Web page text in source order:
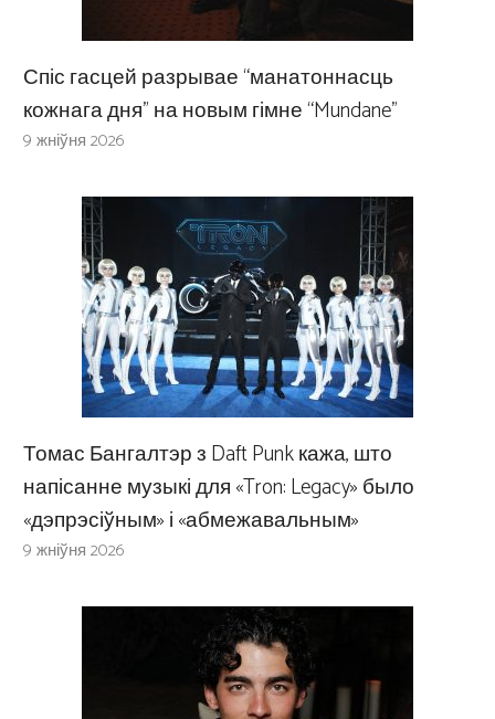
Спіс гасцей разрывае “манатоннасць
кожнага дня” на новым гімне “Mundane”
9 жніўня 2026
Томас Бангалтэр з Daft Punk кажа, што
напісанне музыкі для «Tron: Legacy» было
«дэпрэсіўным» і «абмежавальным»
9 жніўня 2026